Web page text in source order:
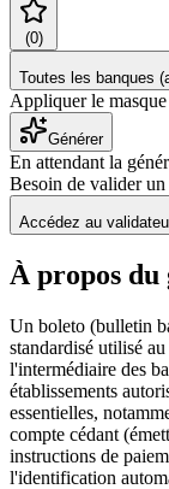
(0)
Toutes les banques
Appliquer le masque
Générer
En attendant la
Besoin de valider
Accédez au
À propos du
Un boleto (bulletin
standardisé utilisé
l'intermédiaire des
établissements
essentielles,
compte cédant
instructions de
l'identification